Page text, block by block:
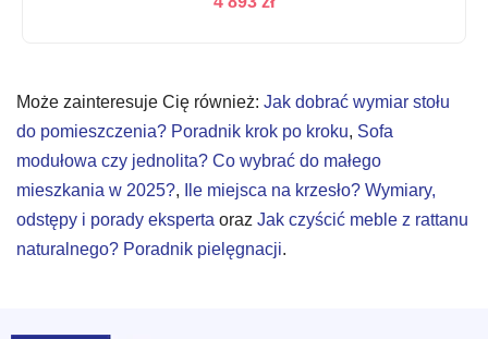
Może zainteresuje Cię również: Jak dobrać wymiar stołu
do pomieszczenia? Poradnik krok po kroku, Sofa
modułowa czy jednolita? Co wybrać do małego
mieszkania w 2025?,
Ile miejsca na krzesło? Wymiary,
odstępy i porady eksperta oraz Jak czyścić meble z rattanu
naturalnego? Poradnik pielęgnacji.